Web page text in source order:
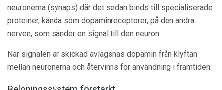
neuronerna (synaps) där det sedan binds till specialiserade
proteiner, kända som dopaminreceptorer, på den andra
nerven, som sänder en signal till den neuron.
När signalen är skickad avlägsnas dopamin från klyftan
mellan neuronerna och återvinns för användning i framtiden.